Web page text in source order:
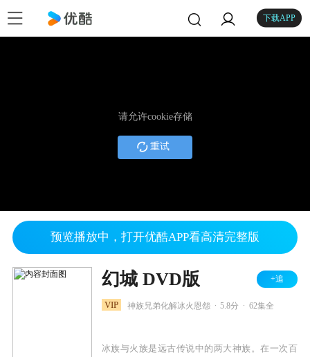
下载APP
请允许cookie存储
重试
预览播放中，打开优酷APP看高清完整版
幻城 DVD版 +追
VIP 神族兄弟化解冰火恩怨 5.8分 62集全
冰族与火族是远古传说中的两大神族。在一次百